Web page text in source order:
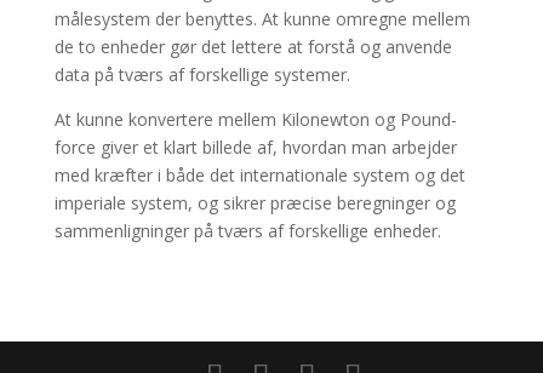
målesystem der benyttes. At kunne omregne mellem
de to enheder gør det lettere at forstå og anvende
data på tværs af forskellige systemer.
At kunne konvertere mellem Kilonewton og Pound-
force giver et klart billede af, hvordan man arbejder
med kræfter i både det internationale system og det
imperiale system, og sikrer præcise beregninger og
sammenligninger på tværs af forskellige enheder.